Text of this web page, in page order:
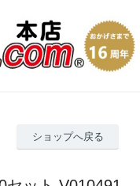
ショップへ戻る